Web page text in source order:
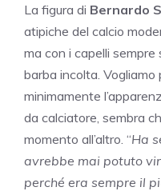
La figura di Bernardo
atipiche del calcio
ma con i capelli
barba incolta. Vogliamo
minimamente
da calciatore, sembra
momento all’altro. “Ha
avrebbe mai potuto
perché era sempre il